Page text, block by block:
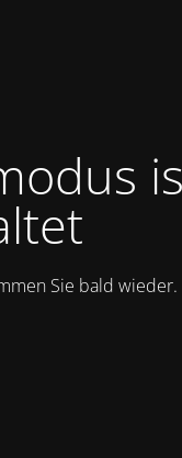
Sie bald wieder.